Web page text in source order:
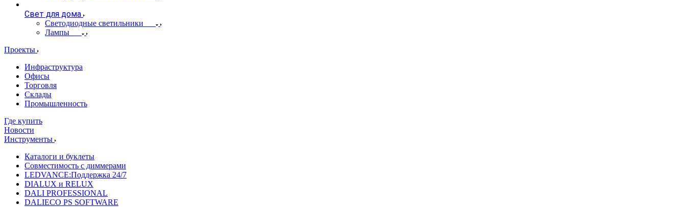
Свет для дома
Светодиодные светильники
Лампы
Проекты
Инфраструктура
Офисы
Торговля
Склады
Промышленность
Где купить
Новости
Инструменты
Каталоги и буклеты
Совместимость с диммерами
LEDVANCE:Поддержка 24/7
DIALUX и RELUX
DALI PROFESSIONAL
DALIECO PS SOFTWARE